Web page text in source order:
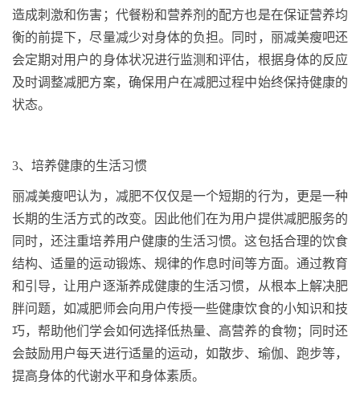
造成刺激和伤害；代餐粉和营养剂的配方也是在保证营养均
衡的前提下，尽量减少对身体的负担。同时，丽减美瘦吧还
会定期对用户的身体状况进行监测和评估，根据身体的反应
及时调整减肥方案，确保用户在减肥过程中始终保持健康的
状态。
3、 培养健康的生活习惯
丽减美瘦吧认为，减肥不仅仅是一个短期的行为，更是一种
长期的生活方式的改变。因此他们在为用户提供减肥服务的
同时，还注重培养用户健康的生活习惯。这包括合理的饮食
结构、适量的运动锻炼、规律的作息时间等方面。通过教育
和引导，让用户逐渐养成健康的生活习惯，从根本上解决肥
胖问题，如减肥师会向用户传授一些健康饮食的小知识和技
巧，帮助他们学会如何选择低热量、高营养的食物；同时还
会鼓励用户每天进行适量的运动，如散步、瑜伽、跑步等，
提高身体的代谢水平和身体素质。